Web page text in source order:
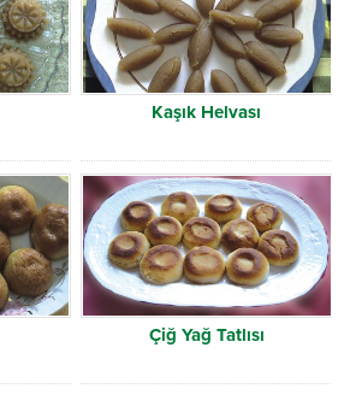
Kaşık Helvası
Çiğ Yağ Tatlısı